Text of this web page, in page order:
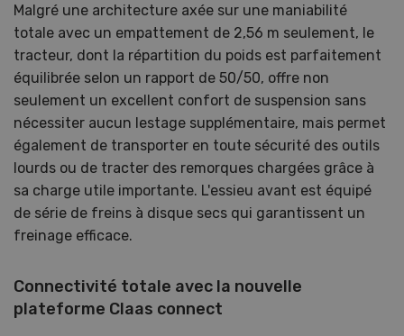
Malgré une architecture axée sur une maniabilité
totale avec un empattement de 2,56 m seulement, le
tracteur, dont la répartition du poids est parfaitement
équilibrée selon un rapport de 50/50, offre non
seulement un excellent confort de suspension sans
nécessiter aucun lestage supplémentaire, mais permet
également de transporter en toute sécurité des outils
lourds ou de tracter des remorques chargées grâce à
sa charge utile importante. L'essieu avant est équipé
de série de freins à disque secs qui garantissent un
freinage efficace.
Connectivité totale avec la nouvelle
plateforme Claas connect